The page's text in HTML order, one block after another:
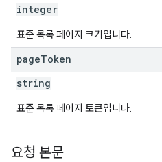
integer
표준 목록 페이지 크기입니다.
pageToken
string
표준 목록 페이지 토큰입니다.
요청 본문